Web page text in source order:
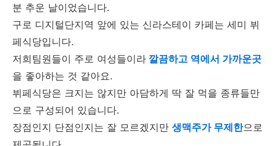
분 추운 날이었습니다.
구로 디지털단지역 앞에 있는 신라스테이 카페는 세미 뷔
페식당입니다.
저희팀원들이 주로 여성들이라 깔끔하고 역에서 가까운곳
을 좋아하는 것 같아요.
뷔페식당은 크지는 않지만 아담하게 딱 잘 먹을 종류들만
으로 구성되어 있습니다.
장점인지 단점인지는 잘 모르겠지만 생맥주가 무제한으로